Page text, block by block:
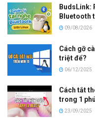
BudsLink:
Bluetooth
09/08/2026
Cách gỡ
triệt để?
06/12/2025
Cách tắt
trong 1
23/09/2025